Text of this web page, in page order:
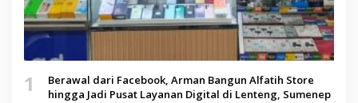
1
Berawal dari Facebook, Arman Bangun Alfatih Store
hingga Jadi Pusat Layanan Digital di Lenteng, Sumenep